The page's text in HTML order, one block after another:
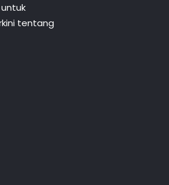
tentang